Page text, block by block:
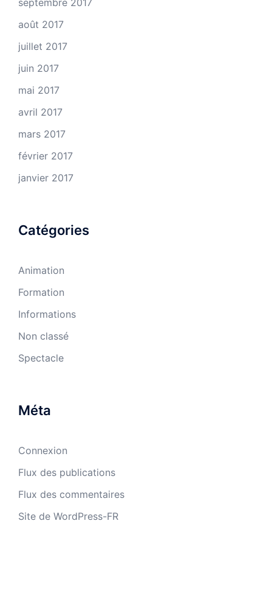
août 2017
juillet 2017
juin 2017
mai 2017
avril 2017
mars 2017
février 2017
janvier 2017
Catégories
Animation
Formation
Informations
Non classé
Spectacle
Méta
Connexion
Flux des publications
Flux des commentaires
Site de WordPress-FR